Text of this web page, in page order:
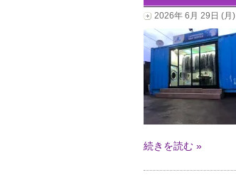
2026年 6月 29日 (月)
続きを読む »